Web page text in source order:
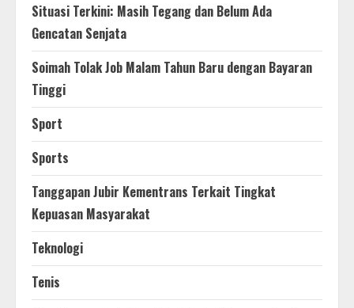
Situasi Terkini: Masih Tegang dan Belum Ada
Gencatan Senjata
Soimah Tolak Job Malam Tahun Baru dengan Bayaran
Tinggi
Sport
Sports
Tanggapan Jubir Kementrans Terkait Tingkat
Kepuasan Masyarakat
Teknologi
Tenis